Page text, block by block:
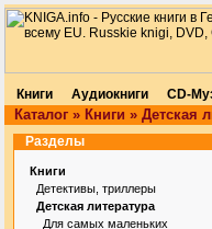
Книги Аудиокниги CD-
Каталог » Книги » Детская
Разделы
Книги
Детективы, триллеры
Детская литература
Для самых маленьких